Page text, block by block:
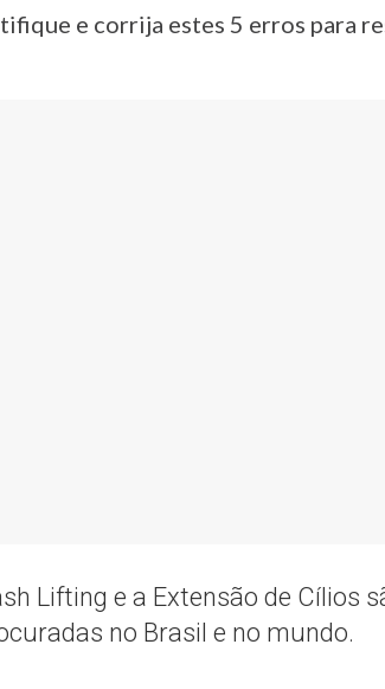
e corrija estes 5 erros para
Lifting e a Extensão de Cílios
no Brasil e no mundo.